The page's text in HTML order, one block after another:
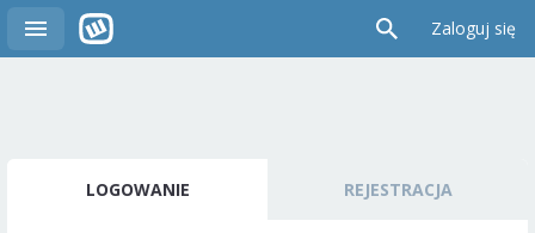
Zaloguj się
LOGOWANIE REJESTRACJA